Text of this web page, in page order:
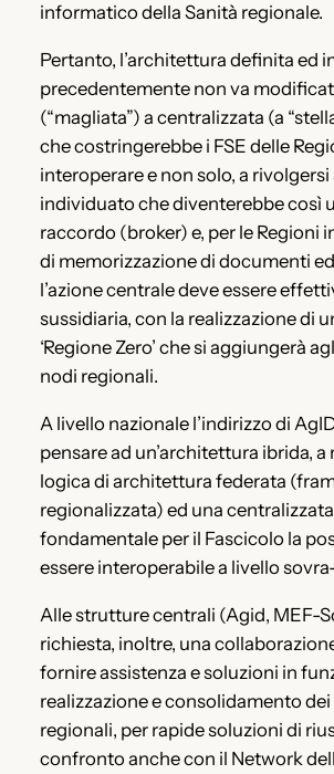
informatico della Sanità regionale.
Pertanto, l’architettura definita ed
precedentemente non va
(“magliata”) a centralizzata (a
che costringerebbe i FSE delle
interoperare e non solo, a
individuato che diventerebbe così
raccordo (broker) e, per le Regioni
di memorizzazione di documenti
l’azione centrale deve essere
sussidiaria, con la realizzazione di
‘Regione Zero’ che si aggiungerà
nodi regionali.
A livello nazionale l’indirizzo di
pensare ad un’architettura ibrida, a
logica di architettura federata
regionalizzata) ed una
fondamentale per il Fascicolo la
essere interoperabile a livello
Alle strutture centrali (Agid, MEF-
richiesta, inoltre, una
fornire assistenza e soluzioni in
realizzazione e consolidamento
regionali, per rapide soluzioni di
confronto anche con il Network